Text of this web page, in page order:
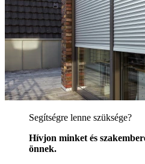
Segítségre lenne szüksége?
Hívjon minket és
önnek.